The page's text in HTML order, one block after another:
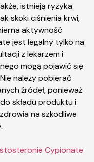
istnieją ryzyka
skoki ciśnienia krwi,
aktywność
jest legalny tylko na
z lekarzem i
mogą pojawić się
należy pobierać
źródeł, ponieważ
składu produktu i
na szkodliwe
Cypionate